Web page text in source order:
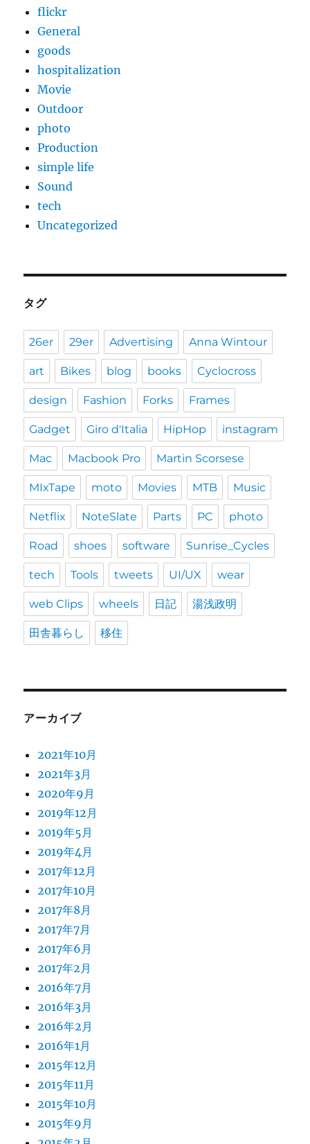
flickr
General
goods
hospitalization
Movie
Outdoor
photo
Production
simple life
Sound
tech
Uncategorized
タグ
26er 29er Advertising Anna Wintour
art Bikes blog books Cyclocross
design Fashion Forks Frames
Gadget Giro d'Italia HipHop instagram
Mac Macbook Pro Martin Scorsese
MIxTape moto Movies MTB Music
Netflix NoteSlate Parts PC photo
Road shoes software Sunrise_Cycles
tech Tools tweets UI/UX wear
web Clips wheels 日記 湯浅政明
田舎暮らし 移住
アーカイブ
2021年10月
2021年3月
2020年9月
2019年12月
2019年5月
2019年4月
2017年12月
2017年10月
2017年8月
2017年7月
2017年6月
2017年2月
2016年7月
2016年3月
2016年2月
2016年1月
2015年12月
2015年11月
2015年10月
2015年9月